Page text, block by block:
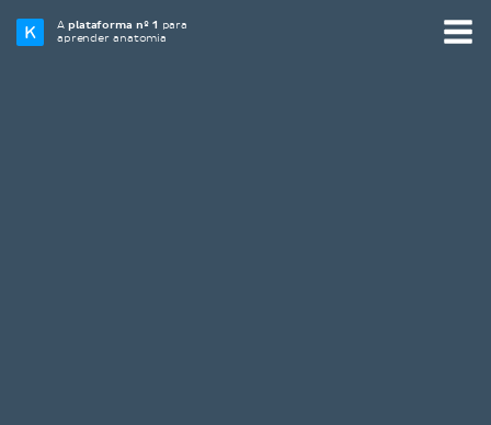
Aplataforma nº 1 para
aprender anatomia